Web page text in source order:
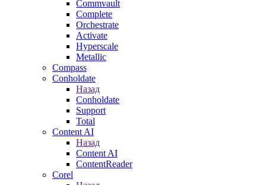
Commvault
Complete
Orchestrate
Activate
Hyperscale
Metallic
Compass
Conholdate
Назад
Conholdate
Support
Total
Content AI
Назад
Content AI
ContentReader
Corel